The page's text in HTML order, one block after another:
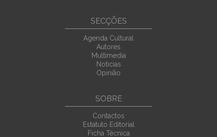
SECÇÕES
Agenda Cultural
Autores
Multimedia
Noticias
Opinião
SOBRE
Contactos
Estatuto Editorial
Ficha Técnica